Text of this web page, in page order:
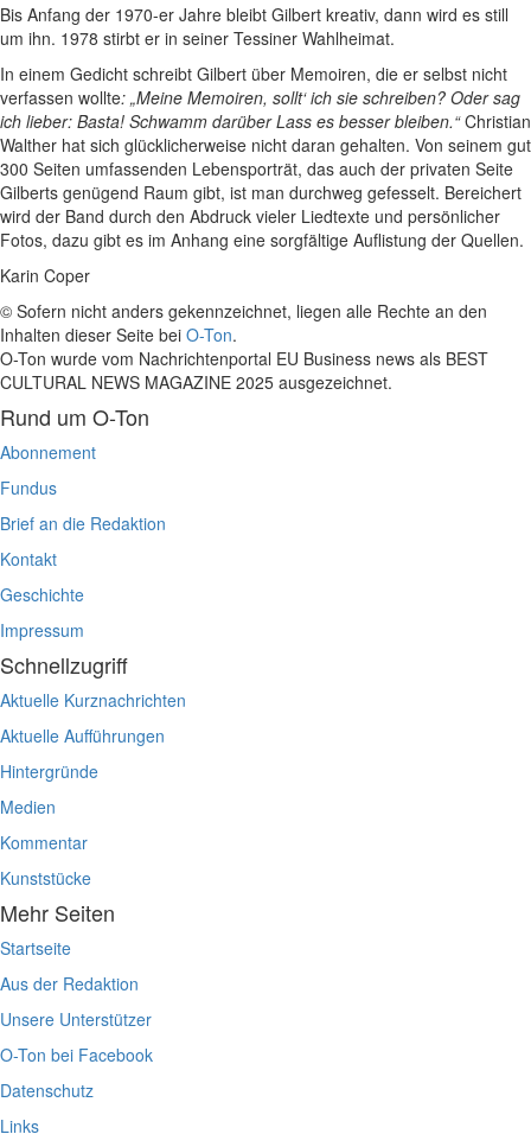
Bis Anfang der 1970-er Jahre bleibt Gilbert kreativ, dann wird es still
um ihn. 1978 stirbt er in seiner Tessiner Wahlheimat.
In einem Gedicht schreibt Gilbert über Memoiren, die er selbst nicht
verfassen wollte: „Meine Memoiren, sollt‘ ich sie schreiben? Oder sag
ich lieber: Basta! Schwamm darüber Lass es besser bleiben.“Christian
Walther hat sich glücklicherweise nicht daran gehalten. Von seinem gut
300 Seiten umfassenden Lebensporträt, das auch der privaten Seite
Gilberts genügend Raum gibt, ist man durchweg gefesselt. Bereichert
wird der Band durch den Abdruck vieler Liedtexte und persönlicher
Fotos, dazu gibt es im Anhang eine sorgfältige Auflistung der Quellen.
Karin Coper
© Sofern nicht anders gekennzeichnet, liegen alle Rechte an den
Inhalten dieser Seite bei O-Ton.
O-Ton wurde vom Nachrichtenportal EU Business news als BEST
CULTURAL NEWS MAGAZINE 2025 ausgezeichnet.
Rund um O-Ton
Abonnement
Fundus
Brief an die Redaktion
Kontakt
Geschichte
Impressum
Schnellzugriff
Aktuelle Kurznachrichten
Aktuelle Aufführungen
Hintergründe
Medien
Kommentar
Kunststücke
Mehr Seiten
Startseite
Aus der Redaktion
Unsere Unterstützer
O-Ton bei Facebook
Datenschutz
Links